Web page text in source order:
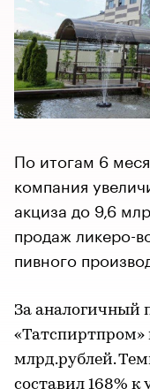
По итогам 6
компания
акциза до 9,6
продаж ликеро-
пивного
За аналогичный
«Татспиртпром»
млрд.рублей.
составил 168% к